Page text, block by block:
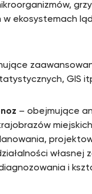
ekosystemach
GIS
– obejmujące
i